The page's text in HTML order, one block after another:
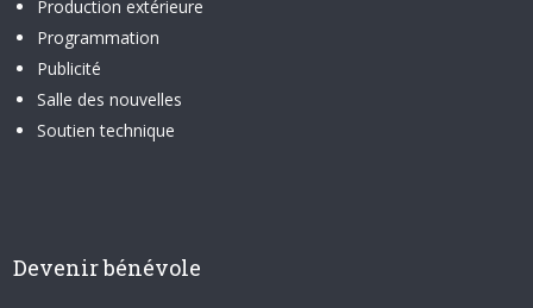
Production extérieure
Programmation
Publicité
Salle des nouvelles
Soutien technique
Devenir bénévole